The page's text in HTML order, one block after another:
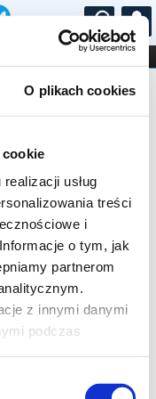
O plikach cookies
usług
treści
i
o tym, jak
partnerom
z innymi danymi
podczas
...
STAND-UP